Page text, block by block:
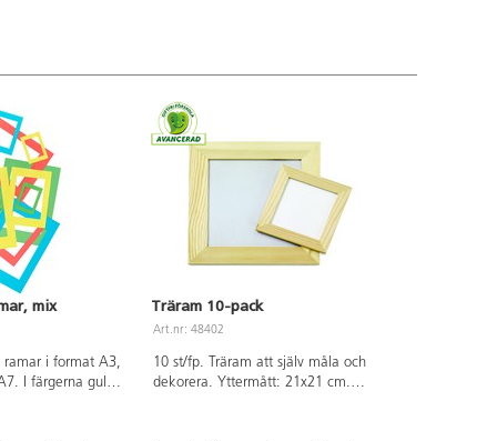
mix
ramar i format A3,
I färgerna gul,
Träram 10-pack
Art.nr: 48402
10 st/fp. Träram att själv måla och
dekorera. Yttermått: 21x21 cm.